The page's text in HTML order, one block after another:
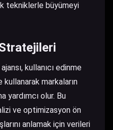
tekniklerle büyümeyi
kullanıcı edinme
markaların
yardımcı olur. Bu
ve optimizasyon ön
anlamak için verileri